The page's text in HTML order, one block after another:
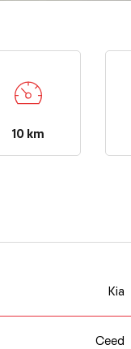
10 km
Kia
Ceed